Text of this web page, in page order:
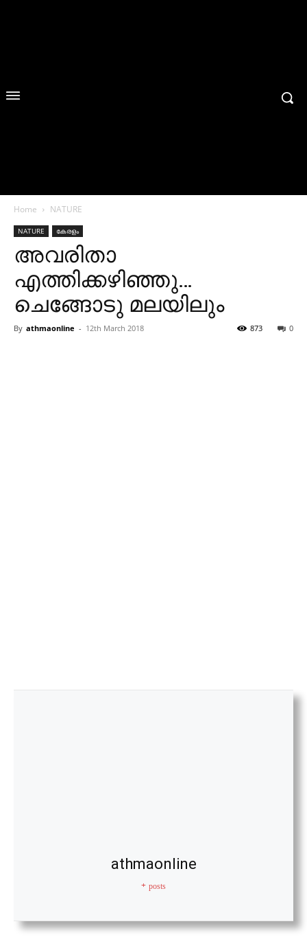
Home NATURE
NATURE കേരളം
അവരിതാ
എത്തിക്കഴിഞ്ഞു…
ചെങ്ങോടു മലയിലും
By athmaonline - 12th March 2018 0
873
athmaonline
+ posts